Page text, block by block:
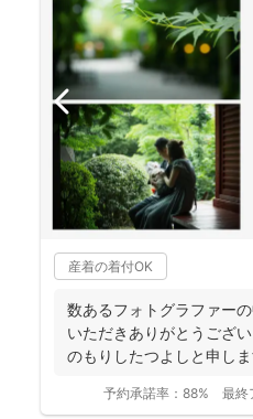
産着の着付OK
数あるフォトグラファー
いただきありがとうござ
のもりしたつよしと申し
予約承諾率： 88% 最終